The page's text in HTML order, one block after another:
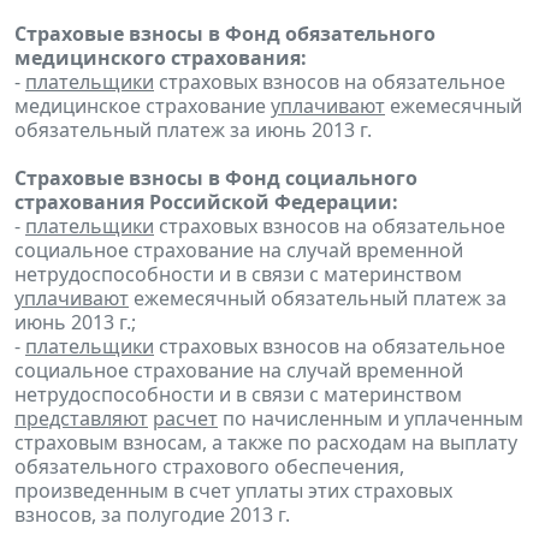
Страховые взносы в Фонд обязательного
медицинского страхования:
- плательщики страховых взносов на обязательное
медицинское страхованиеуплачивают ежемесячный
обязательный платеж за июнь 2013 г.
Страховые взносы в Фонд социального
страхования Российской Федерации:
- плательщики страховых взносов на обязательное
социальное страхование на случай временной
нетрудоспособности и в связи с материнством
уплачивают ежемесячный обязательный платеж за
июнь 2013 г.;
- плательщики страховых взносов на обязательное
социальное страхование на случай временной
нетрудоспособности и в связи с материнством
представляют расчет по начисленным и уплаченным
страховым взносам, а также по расходам на выплату
обязательного страхового обеспечения,
произведенным в счет уплаты этих страховых
взносов, за полугодие 2013 г.